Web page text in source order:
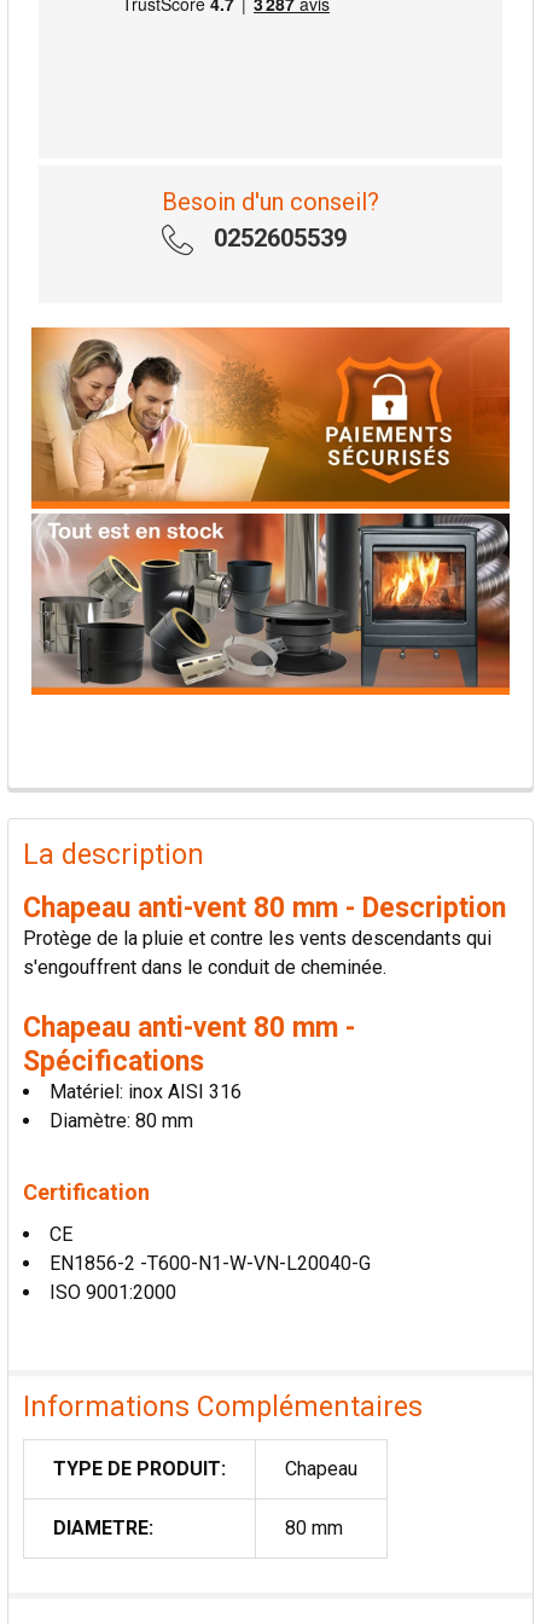
Besoin d'un conseil?
0252605539
PRODUITS
FRÉQUEMMENT
ACHETÉS
TOUT
SÉLECTIONNER
AJOUTER
LA
SÉLECTION
AU PANIER
La description
Chapeau anti-vent 80 mm - Description
Protège de la pluie et contre les vents descendants qui
s'engouffrent dans le conduit de cheminée.
Chapeau anti-vent 80 mm -
Spécifications
Matériel: inox AISI 316
Diamètre: 80 mm
Certification
CE
EN1856-2 -T600-N1-W-VN-L20040-G
ISO 9001:2000
Informations Complémentaires
TYPE DE PRODUIT: Chapeau
DIAMETRE: 80 mm